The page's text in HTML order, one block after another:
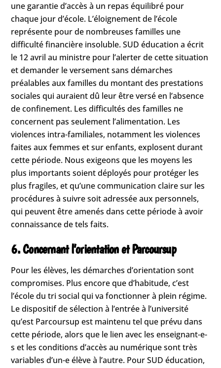
une garantie d’accès à un repas équilibré pour
chaque jour d’école. L’éloignement de l’école
représente pour de nombreuses familles une
difficulté financière insoluble. SUD éducation a écrit
le 12 avril au ministre pour l’alerter de cette situation
et demander le versement sans démarches
préalables aux familles du montant des prestations
sociales qui auraient dû leur être versé en l’absence
de confinement. Les difficultés des familles ne
concernent pas seulement l’alimentation. Les
violences intra-familiales, notamment les violences
faites aux femmes et sur enfants, explosent durant
cette période. Nous exigeons que les moyens les
plus importants soient déployés pour protéger les
plus fragiles, et qu’une communication claire sur les
procédures à suivre soit adressée aux personnels,
qui peuvent être amenés dans cette période à avoir
connaissance de tels faits.
6. Concernant l’orientation et Parcoursup
Pour les élèves, les démarches d’orientation sont
compromises. Plus encore que d’habitude, c’est
l’école du tri social qui va fonctionner à plein régime.
Le dispositif de sélection à l’entrée à l’université
qu’est Parcoursup est maintenu tel que prévu dans
cette période, alors que le lien avec les enseignant-e-
s et les conditions d’accès au numérique sont très
variables d’un-e élève à l’autre. Pour SUD éducation,